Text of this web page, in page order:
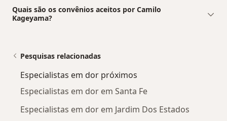
Quais são os convênios aceitos por Camilo
Kageyama?
Pesquisas relacionadas
Especialistas em dor próximos
Especialistas em dor em Santa Fe
Especialistas em dor em Jardim Dos Estados